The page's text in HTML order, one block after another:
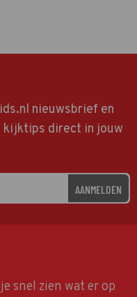
nieuwsbrief en
kijktips direct in jouw
AANMELDEN
snel zien wat er op